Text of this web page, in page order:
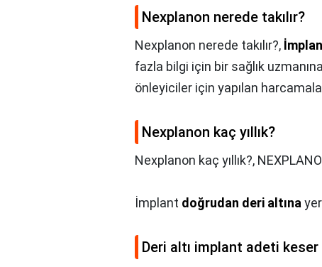
Nexplanon nerede takılır?
Nexplanon nerede takılır?,
fazla bilgi için bir sağlık
önleyiciler için yapılan
Nexplanon kaç yıllık?
Nexplanon kaç yıllık?,
İmplant doğrudan deri altına
Deri altı implant adeti keser